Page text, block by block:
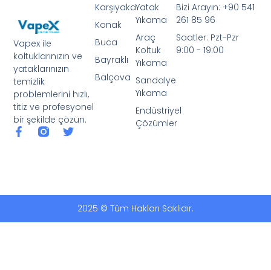
Vapex ile
koltuklarınızın ve
yataklarınızın
temizlik
problemlerini hızlı,
titiz ve profesyonel
bir şekilde çözün.
Yatak
Yıkama
Araç
Koltuk
Yıkama
Sandalye
Yıkama
Endüstriyel
Çözümler
Karşıyaka
Konak
Buca
Bayraklı
Balçova
Bizi Arayın: +90 541
261 85 96
Saatler: Pzt-Pzr
9:00 - 19:00
2025 © Tüm Hakları Saklıdır.